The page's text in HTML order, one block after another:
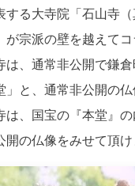
する大寺院「石山寺
が宗派の壁を越えて
、通常非公開で鎌倉
」と、通常非公開の
、国宝の『本堂』の
の仏像をみせて頂け